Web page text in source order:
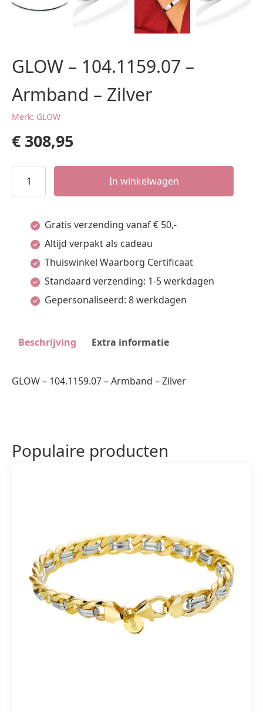
GLOW – 104.1159.07 –
Armband – Zilver
Merk: GLOW
€ 308,95
GLOW
-
Armband
Zilver
aantal
In winkelwagen
Gratis verzending vanaf € 50,-
Altijd verpakt als cadeau
Thuiswinkel Waarborg Certificaat
Standaard verzending: 1-5 werkdagen
Gepersonaliseerd: 8 werkdagen
Beschrijving Extra informatie
GLOW – 104.1159.07 – Armband – Zilver
Populaire producten